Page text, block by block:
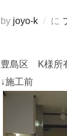
by joyo-k に
豊島区 K様所
↓施工前